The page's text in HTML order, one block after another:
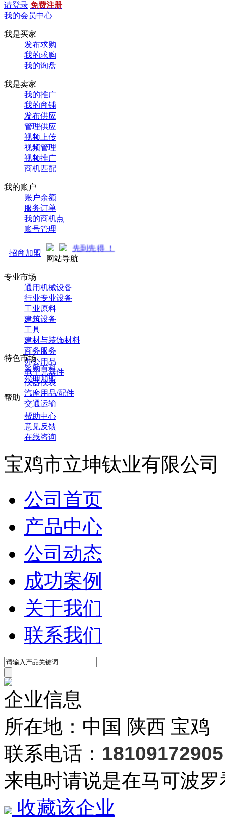
请登录 免费注册
我的会员中心
我是买家
发布求购
我的求购
我的询盘
我是卖家
我的推广
我的商铺
发布供应
管理供应
视频上传
视频管理
视频推广
商机匹配
我的账户
账户余额
服务订单
我的商机点
账号管理
招商加盟
火热招商中... 先到先得 ！
网站导航
专业市场
通用机械设备
行业专业设备
工业原料
建筑设备
工具
建材与装饰材料
商务服务
办公用品
电子元器件
仪器仪表
汽摩用品/配件
交通运输
特色市场
采购百科
代理加盟
帮助
帮助中心
意见反馈
在线咨询
宝鸡市立坤钛业有限公司
公司首页
产品中心
公司动态
成功案例
关于我们
联系我们
企业信息
所在地：中国 陕西 宝鸡
联系电话： 18109172905
来电时请说是在马可波
收藏该企业